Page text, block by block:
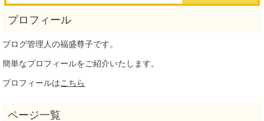
ブログ管理人の福盛尊子です。
簡単なプロフィールをご紹介いたします。
プロフィールはこちら